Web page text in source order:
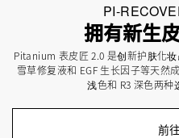
PI-
拥有新生
Pitanium 表皮匠 2.0 是创新护肤化
雪草修复液和 EGF 生长因子等天然
浅色和 R3 深色两种
前